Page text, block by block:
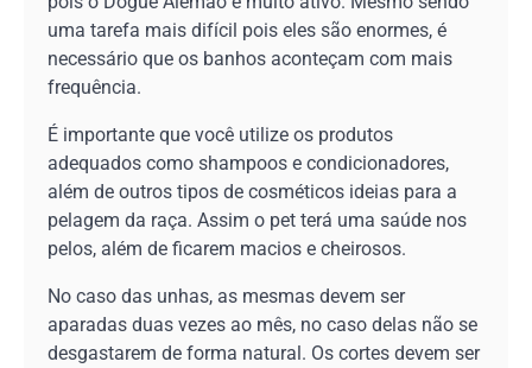
uma tarefa mais difícil pois eles são enormes, é
necessário que os banhos aconteçam com mais
frequência.
É importante que você utilize os produtos
adequados como shampoos e condicionadores,
além de outros tipos de cosméticos ideias para a
pelagem da raça. Assim o pet terá uma saúde nos
pelos, além de ficarem macios e cheirosos.
No caso das unhas, as mesmas devem ser
aparadas duas vezes ao mês, no caso delas não se
desgastarem de forma natural. Os cortes devem ser